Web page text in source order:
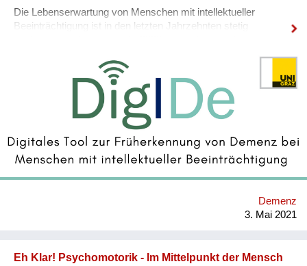
Die Lebenserwartung von Menschen mit intellektueller
Beeinträchtigung ist in den letzten Jahrzehnten stetig
älter sein. Diese Personen zählen zur Risikogruppe für die
Entwicklung einer Demenz. Allerdings ist die Diagnose einer
Demenz bei Personen mit intellektueller Beeinträchtigung
aufgrund der nicht angemessenen Berücksichtigung der
Merkmale der bereits bestehenden intellektuellen
Beeinträchtigung in den diagnostischen Methoden und
Verfahren besonders schwierig. Aus diesem Grund wird eine
Demenz bei Menschen mit intellektueller Beeinträchtigung
meist erst in späteren Stadien erkannt. Für die positive
Maßnahmen in der Hilfe- und Pflegeplanung einzuleiten und
Demenz
3. Mai 2021
Eh Klar! Psychomotorik - Im Mittelpunkt der Mensch